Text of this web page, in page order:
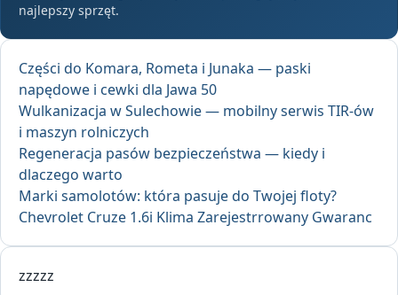
najlepszy sprzęt.
Części do Komara, Rometa i Junaka — paski
napędowe i cewki dla Jawa 50
Wulkanizacja w Sulechowie — mobilny serwis TIR-ów
i maszyn rolniczych
Regeneracja pasów bezpieczeństwa — kiedy i
dlaczego warto
Marki samolotów: która pasuje do Twojej floty?
Chevrolet Cruze 1.6i Klima Zarejestrrowany Gwaranc
zzzzz